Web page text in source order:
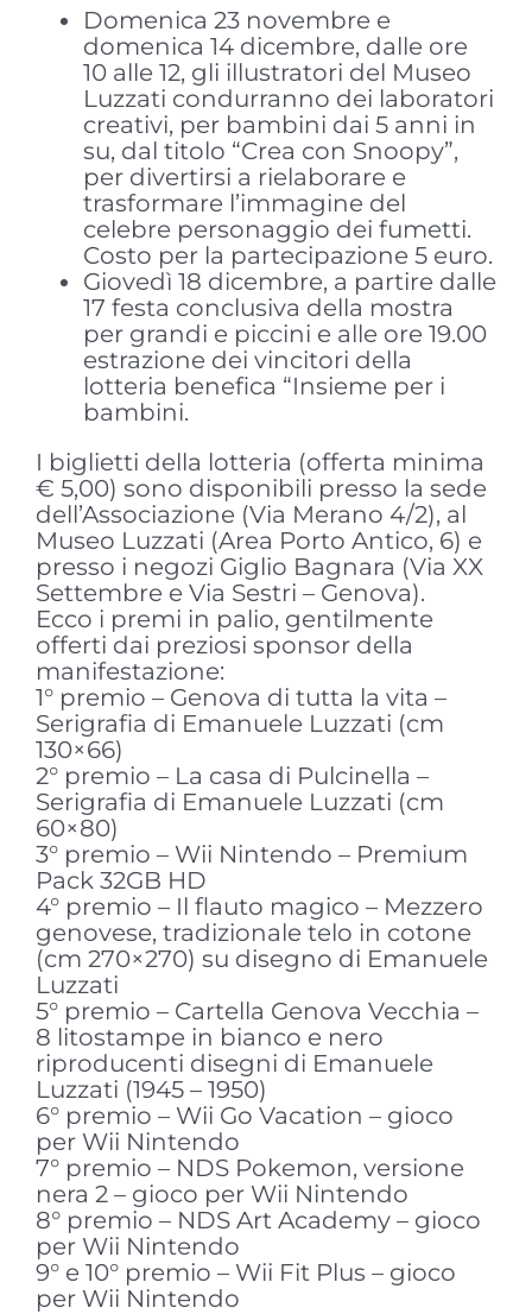
Domenica 23 novembre e
domenica 14 dicembre, dalle ore
10 alle 12, gli illustratori del Museo
Luzzati condurranno dei laboratori
creativi, per bambini dai 5 anni in
su, dal titolo “Crea con Snoopy”,
per divertirsi a rielaborare e
trasformare l’immagine del
celebre personaggio dei fumetti.
Costo per la partecipazione 5 euro.
Giovedì 18 dicembre, a partire dalle
17 festa conclusiva della mostra
per grandi e piccini e alle ore 19.00
estrazione dei vincitori della
lotteria benefica “Insieme per i
bambini.
I biglietti della lotteria (offerta minima
€ 5,00) sono disponibili presso la sede
dell’Associazione (Via Merano 4/2), al
Museo Luzzati (Area Porto Antico, 6) e
presso i negozi Giglio Bagnara (Via XX
Settembre e Via Sestri – Genova).
Ecco i premi in palio, gentilmente
offerti dai preziosi sponsor della
manifestazione:
1° premio – Genova di tutta la vita –
Serigrafia di Emanuele Luzzati (cm
130×66)
2° premio – La casa di Pulcinella –
Serigrafia di Emanuele Luzzati (cm
60×80)
3° premio – Wii Nintendo – Premium
Pack 32GB HD
4° premio – Il flauto magico – Mezzero
genovese, tradizionale telo in cotone
(cm 270×270) su disegno di Emanuele
Luzzati
5° premio – Cartella Genova Vecchia –
8 litostampe in bianco e nero
riproducenti disegni di Emanuele
Luzzati (1945 – 1950)
6° premio – Wii Go Vacation – gioco
per Wii Nintendo
7° premio – NDS Pokemon, versione
nera 2 – gioco per Wii Nintendo
8° premio – NDS Art Academy – gioco
per Wii Nintendo
9° e 10° premio – Wii Fit Plus – gioco
per Wii Nintendo